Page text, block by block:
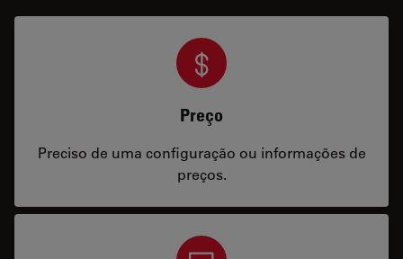
Preço
Preciso de uma configuração ou informações de
preços.